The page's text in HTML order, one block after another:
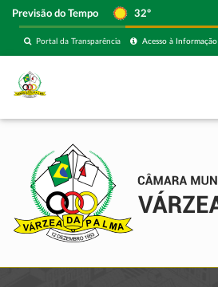
Previsão do Tempo 32º
Acesso à Informação
Portal da Transparência